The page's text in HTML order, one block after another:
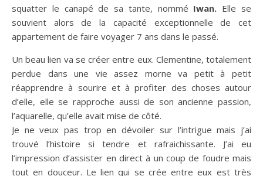
squatter le canapé de sa tante, nommé Iwan. Elle se
souvient alors de la capacité exceptionnelle de cet
appartement de faire voyager 7 ans dans le passé.
Un beau lien va se créer entre eux. Clementine, totalement
perdue dans une vie assez morne va petit à petit
réapprendre à sourire et à profiter des choses autour
d’elle, elle se rapproche aussi de son ancienne passion,
l’aquarelle, qu’elle avait mise de côté.
Je ne veux pas trop en dévoiler sur l’intrigue mais j’ai
trouvé l’histoire si tendre et rafraichissante. J’ai eu
l’impression d’assister en direct à un coup de foudre mais
tout en douceur. Le lien qui se crée entre eux est très